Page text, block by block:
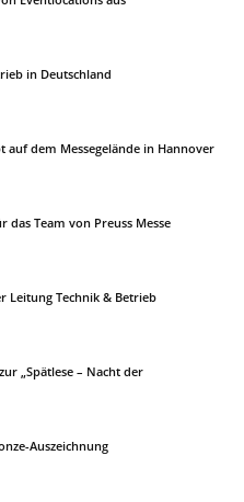
in Deutschland
auf dem Messegelände in Hannover
das Team von Preuss Messe
Leitung Technik & Betrieb
„Spätlese – Nacht der
Auszeichnung